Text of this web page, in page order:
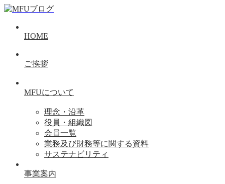
HOME
ご挨拶
MFUについて
理念・沿革
役員・組織図
会員一覧
業務及び財務等に関する資料
サステナビリティ
事業案内